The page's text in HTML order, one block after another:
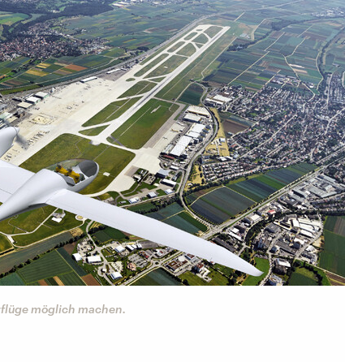
möglich machen.